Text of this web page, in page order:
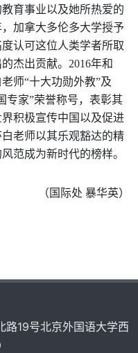
育事业以及她所热爱的
加拿大多伦多大学授予
认可这位人类学者所取
杰出贡献。2016年和
师“十大功勋外教”及
专家”荣誉称号，表彰其
积极宣传中国以及促进
老师以其乐观豁达的精
范成为新时代的榜样。
（国际处 暴华英）
路19号北京外国语大学西